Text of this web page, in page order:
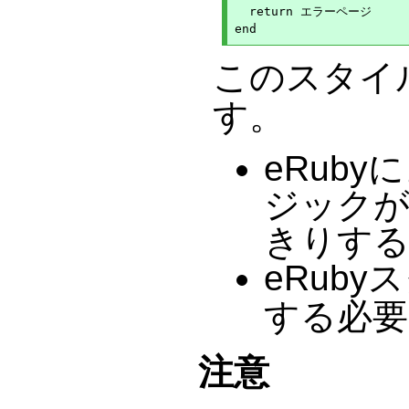
  return エラーページ
このスタ
す。
eRuby
ジック
きりする
eRuby
する必
注意